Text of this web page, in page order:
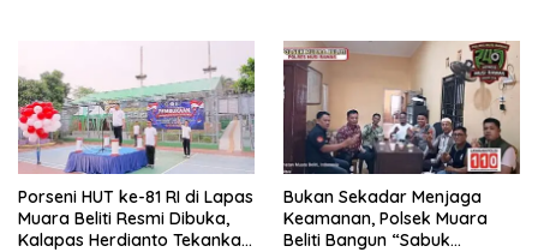
Porseni HUT ke-81 RI di Lapas
Muara Beliti Resmi Dibuka,
Kalapas Herdianto Tekankan
Bukan Sekadar Menjaga
Keamanan, Polsek Muara
Beliti Bangun “Sabuk